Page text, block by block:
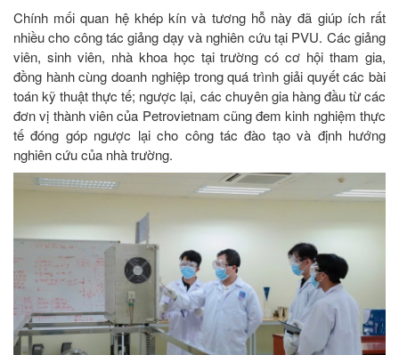
Chính mối quan hệ khép kín và tương hỗ này đã giúp ích rất
nhiều cho công tác giảng dạy và nghiên cứu tại PVU. Các giảng
viên, sinh viên, nhà khoa học tại trường có cơ hội tham gia,
đồng hành cùng doanh nghiệp trong quá trình giải quyết các bài
toán kỹ thuật thực tế; ngược lại, các chuyên gia hàng đầu từ các
đơn vị thành viên của Petrovietnam cũng đem kinh nghiệm thực
tế đóng góp ngược lại cho công tác đào tạo và định hướng
nghiên cứu của nhà trường.